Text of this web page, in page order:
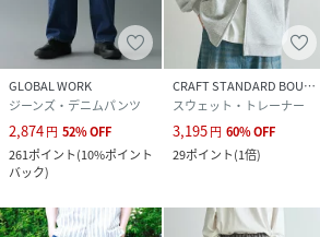
GLOBAL WORK
ジーンズ・デニムパンツ
2,874円 52%OFF
261ポイント(10%ポイント
バック)
CRAFT STANDARD BOUTIQUE
スウェット・トレーナー
3,195円 60%OFF
29ポイント(1倍)